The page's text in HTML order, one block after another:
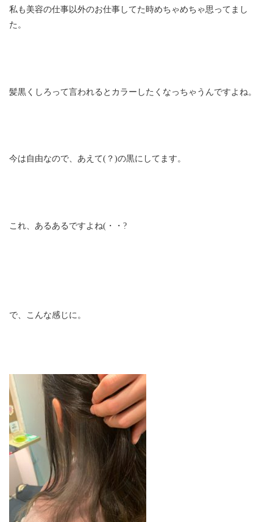
私も美容の仕事以外のお仕事してた時めちゃめちゃ思ってまし
た。
髪黒くしろって言われるとカラーしたくなっちゃうんですよね。
今は自由なので、あえて(？)の黒にしてます。
これ、あるあるですよね(・・?
で、こんな感じに。